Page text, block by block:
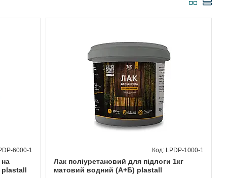
на
plastall
6000-1
Лак поліуретановий для підлоги 1кг
матовий водний (А+Б) plastall
LPDP-1000-1